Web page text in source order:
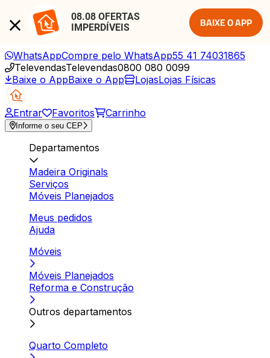
08.08 OFERTAS
IMPERDÍVEIS
BAIXE O APP
WhatsAppCompre pelo WhatsApp55 41 74031865
TelevendasTelevendas0800 080 0099
Baixe o AppBaixe o App LojasLojas Físicas
Entrar Favoritos Carrinho
Informe o seu CEP
Departamentos
Madeira Originals
Serviços
Móveis Planejados
Meus pedidos
Ajuda
Móveis
Móveis Planejados
Reforma e Construção
Outros departamentos
Quarto Completo